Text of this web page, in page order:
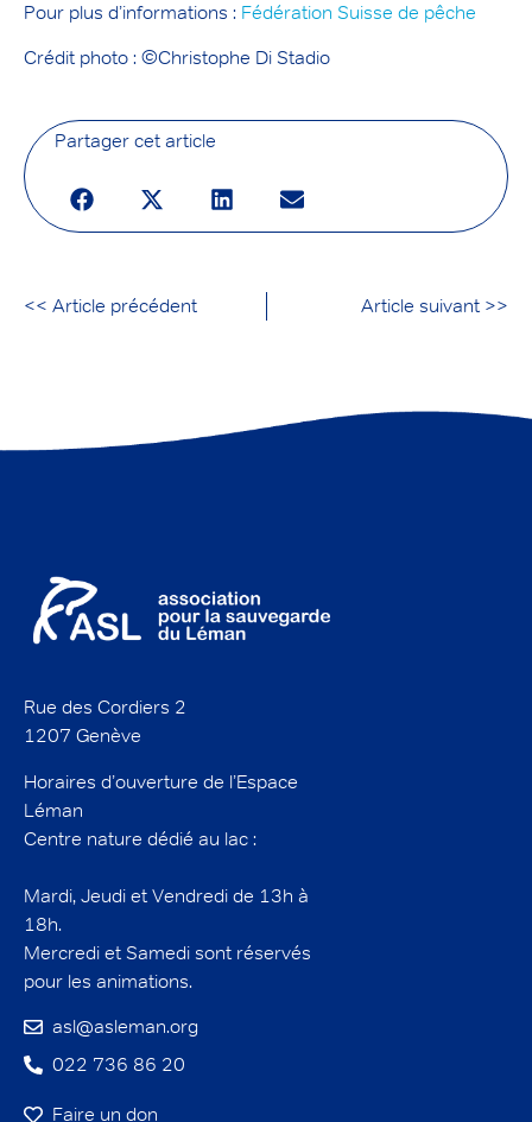
Pour plus d’informations : Fédération Suisse de pêche
Crédit photo : ©Christophe Di Stadio
Partager cet article
<< Article précédent Article suivant >>
Rue des Cordiers 2
1207 Genève
Horaires d’ouverture de l’Espace
Léman
Centre nature dédié au lac :
Mardi, Jeudi et Vendredi de 13h à
18h.
Mercredi et Samedi sont réservés
pour les animations.
asl@asleman.org
022 736 86 20
Faire un don